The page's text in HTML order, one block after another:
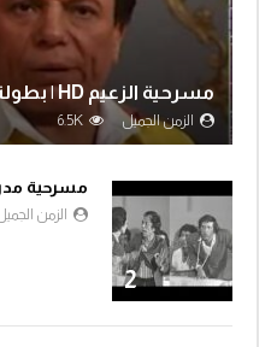
مسرحية الزعيم HD | بطولة عادل إمام
الزمن الجميل 6.5K
2
مسرحية
الزمن